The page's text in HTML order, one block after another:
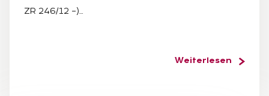
ZR 246/12 –)…
Weiterlesen